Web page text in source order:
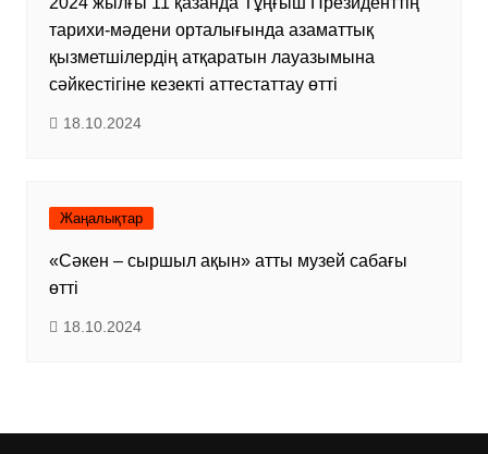
тарихи-мәдени орталығында азаматтық
қызметшілердің атқаратын лауазымына
сәйкестігіне кезекті аттестаттау өтті
18.10.2024
Жаңалықтар
«Сәкен – сыршыл ақын» атты музей сабағы
өтті
18.10.2024